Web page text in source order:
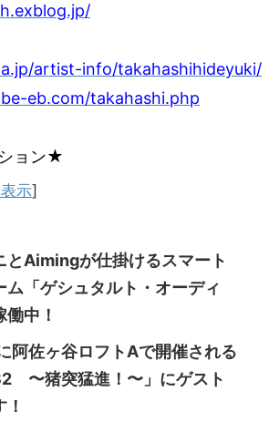
artist-info/takahashihideyuki/
eb.com/takahashi.php
ョン★
示]
とAimingが仕掛けるスマート
ム「ゲシュタルト・オーディ
中！
阿佐ヶ谷ロフトAで開催される
〜猪突猛進！〜」にゲスト